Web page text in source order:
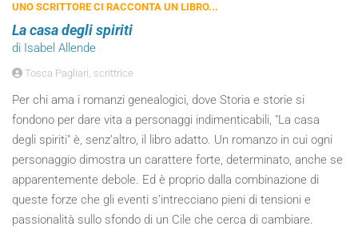
UNO SCRITTORE CI RACCONTA UN LIBRO...
La casa degli spiriti
di Isabel Allende
Tosca Pagliari, scrittrice
Per chi ama i romanzi genealogici, dove Storia e storie si
fondono per dare vita a personaggi indimenticabili, "La casa
degli spiriti" è, senz’altro, il libro adatto. Un romanzo in cui ogni
personaggio dimostra un carattere forte, determinato, anche se
apparentemente debole. Ed è proprio dalla combinazione di
queste forze che gli eventi s’intrecciano pieni di tensioni e
passionalità sullo sfondo di un Cile che cerca di cambiare.